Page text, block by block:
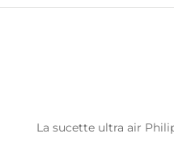
La sucette ultra air